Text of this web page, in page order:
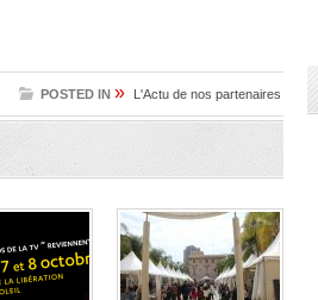
POSTED IN » L'Actu de nos partenaires